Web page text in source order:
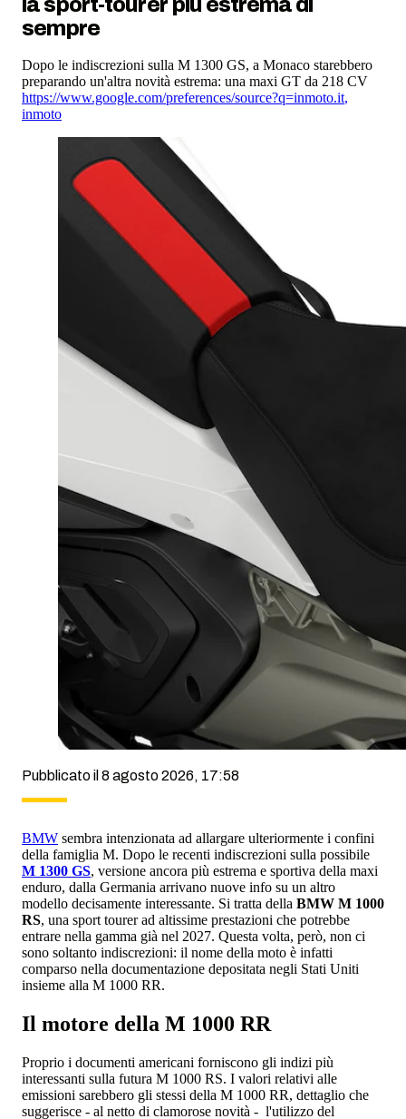
sempre
Dopo le indiscrezioni sulla M 1300 GS, a Monaco starebbero
preparando un'altra novità estrema: una maxi GT da 218 CV
https://www.google.com/preferences/source?q=inmoto.it,
inmoto
Pubblicato il 8 agosto 2026, 17:58
BMW sembra intenzionata ad allargare ulteriormente i confini
della famiglia M. Dopo le recenti indiscrezioni sulla possibile
M 1300 GS, versione ancora più estrema e sportiva della maxi
enduro, dalla Germania arrivano nuove info su un altro
modello decisamente interessante. Si tratta della BMW M 1000
RS, una sport tourer ad altissime prestazioni che potrebbe
entrare nella gamma già nel 2027. Questa volta, però, non ci
sono soltanto indiscrezioni: il nome della moto è infatti
comparso nella documentazione depositata negli Stati Uniti
insieme alla M 1000 RR.
Il motore della M 1000 RR
Proprio i documenti americani forniscono gli indizi più
interessanti sulla futura M 1000 RS. I valori relativi alle
emissioni sarebbero gli stessi della M 1000 RR, dettaglio che
suggerisce - al netto di clamorose novità - l'utilizzo del